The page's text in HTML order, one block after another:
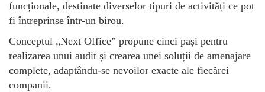
funcționale, destinate diverselor tipuri de activități ce pot
fi întreprinse într-un birou.
Conceptul „Next Office” propune cinci pași pentru
realizarea unui audit și crearea unei soluții de amenajare
complete, adaptându-se nevoilor exacte ale fiecărei
companii.